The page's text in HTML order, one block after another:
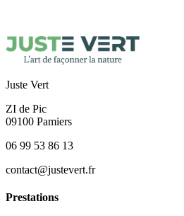
Juste Vert
ZI de Pic
09100 Pamiers
06 99 53 86 13
contact@justevert.fr
Prestations